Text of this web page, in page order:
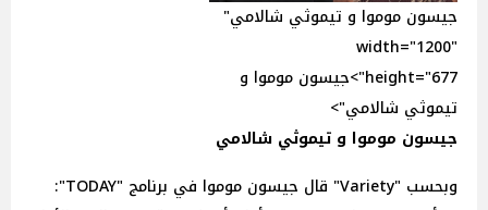
جيسون موموا و تيموثي شالامي"
width="1200"
height="677">جيسون موموا و
تيموثي شالامي">
جيسون موموا و تيموثي شالامي
وبحسب "Variety" قال جيسون موموا في برنامج "TODAY":